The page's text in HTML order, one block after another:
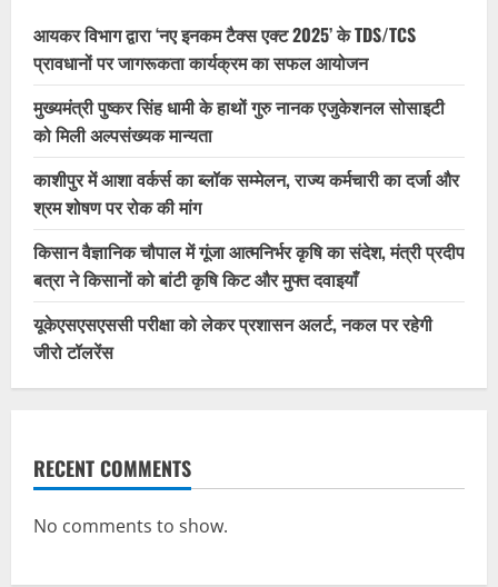
आयकर विभाग द्वारा ‘नए इनकम टैक्स एक्ट 2025’ के TDS/TCS
प्रावधानों पर जागरूकता कार्यक्रम का सफल आयोजन
मुख्यमंत्री पुष्कर सिंह धामी के हाथों गुरु नानक एजुकेशनल सोसाइटी
को मिली अल्पसंख्यक मान्यता
काशीपुर में आशा वर्कर्स का ब्लॉक सम्मेलन, राज्य कर्मचारी का दर्जा और
श्रम शोषण पर रोक की मांग
किसान वैज्ञानिक चौपाल में गूंजा आत्मनिर्भर कृषि का संदेश, मंत्री प्रदीप
बत्रा ने किसानों को बांटी कृषि किट और मुफ्त दवाइयाँ
यूकेएसएसएससी परीक्षा को लेकर प्रशासन अलर्ट, नकल पर रहेगी
जीरो टॉलरेंस
RECENT COMMENTS
No comments to show.